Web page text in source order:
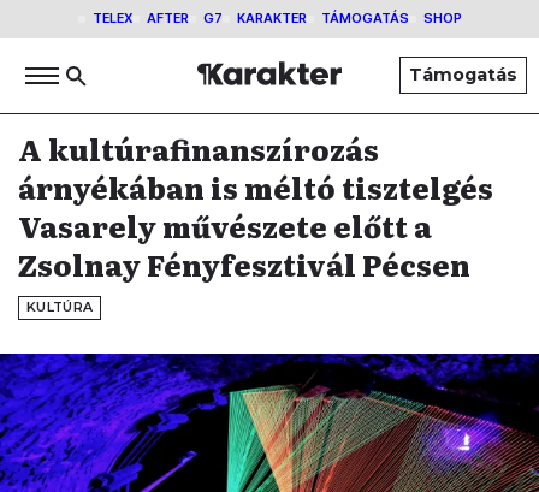
TELEX AFTER G7 KARAKTER TÁMOGATÁS SHOP
Támogatás
A kultúrafinanszírozás
árnyékában is méltó tisztelgés
Vasarely művészete előtt a
Zsolnay Fényfesztivál Pécsen
KULTÚRA